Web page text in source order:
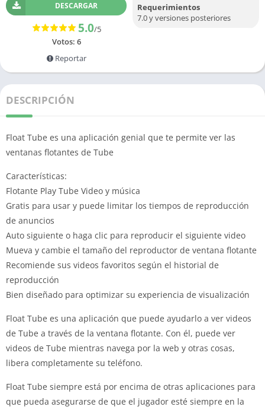
DESCARGAR
5.0/5
Votos: 6
Reportar
Requerimientos
7.0 y versiones posteriores
DESCRIPCIÓN
Float Tube es una aplicación genial que te permite ver las
ventanas flotantes de Tube
Características:
Flotante Play Tube Video y música
Gratis para usar y puede limitar los tiempos de reproducción
de anuncios
Auto siguiente o haga clic para reproducir el siguiente video
Mueva y cambie el tamaño del reproductor de ventana flotante
Recomiende sus videos favoritos según el historial de
reproducción
Bien diseñado para optimizar su experiencia de visualización
Float Tube es una aplicación que puede ayudarlo a ver videos
de Tube a través de la ventana flotante. Con él, puede ver
videos de Tube mientras navega por la web y otras cosas,
libera completamente su teléfono.
Float Tube siempre está por encima de otras aplicaciones para
que pueda asegurarse de que el jugador esté siempre en la